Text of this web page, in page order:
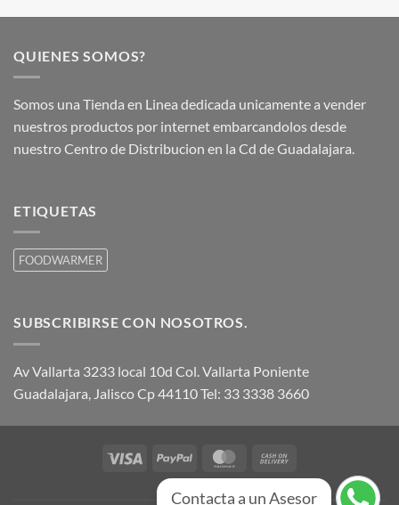
QUIENES SOMOS?
Somos una Tienda en Linea dedicada unicamente a vender
nuestros productos por internet embarcandolos desde
nuestro Centro de Distribucion en la Cd de Guadalajara.
ETIQUETAS
FOODWARMER
SUBSCRIBIRSE CON NOSOTROS.
Av Vallarta 3233 local 10d Col. Vallarta Poniente
Guadalajara, Jalisco Cp 44110 Tel: 33 3338 3660
Visa PayPal MasterCard
On
Delivery
Contacta a un Asesor